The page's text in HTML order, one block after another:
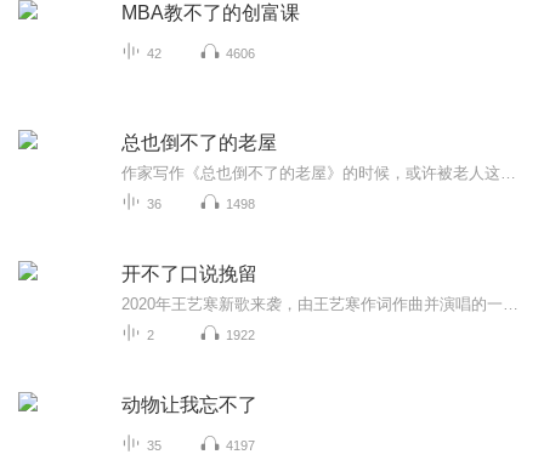
MBA教不了的创富课
42 4606
总也倒不了的老屋
36 1498
开不了口说挽留
2 1922
动物让我忘不了
35 4197